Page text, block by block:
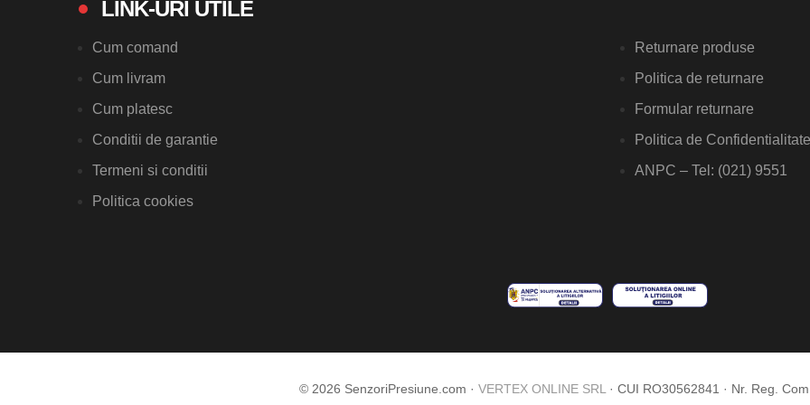
LINK-URI UTILE
Cum comand
Cum livram
Cum platesc
Conditii de garantie
Termeni si conditii
Politica cookies
Returnare produse
Politica de returnare
Formular returnare
Politica de Confidentialitate
ANPC – Tel: (021) 9551
© 2026 SenzoriPresiune.com · VERTEX ONLINE SRL· CUI RO30562841 · Nr. Reg.